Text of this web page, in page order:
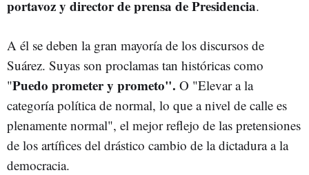
portavoz y director de prensa de Presidencia.
A él se deben la gran mayoría de los discursos de
Suárez. Suyas son proclamas tan históricas como
"Puedo prometer y prometo". O "Elevar a la
categoría política de normal, lo que a nivel de calle es
plenamente normal", el mejor reflejo de las pretensiones
de los artífices del drástico cambio de la dictadura a la
democracia.